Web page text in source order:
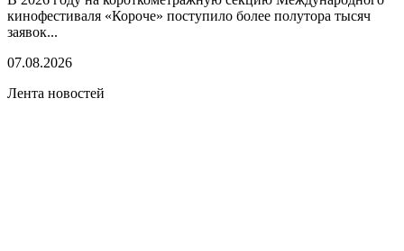
кинофестиваля «Короче» поступило более полутора тысяч
заявок...
07.08.2026
Лента новостей